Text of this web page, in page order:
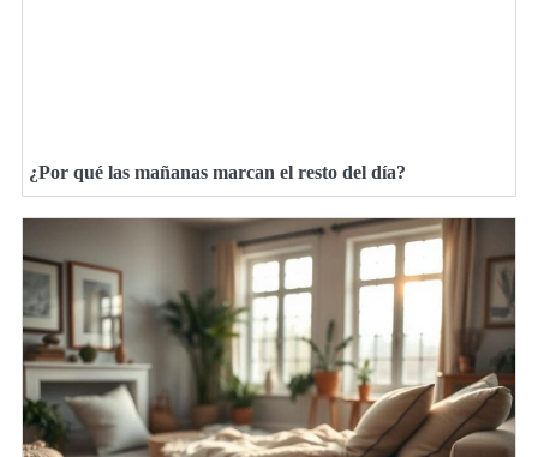
¿Por qué las mañanas marcan el resto del día?